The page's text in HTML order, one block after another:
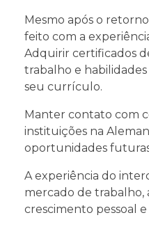
Mesmo após o
feito com a
Adquirir certificados
trabalho e
seu currículo.
Manter contato com
instituições na
oportunidades
A experiência do
mercado de
crescimento pessoal